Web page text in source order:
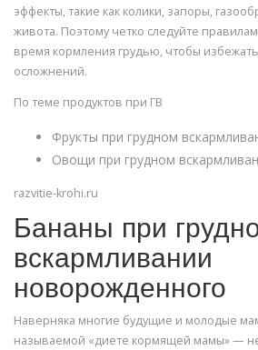
эффекты, такие как колики, запоры,
живота. Поэтому четко следуйте
время кормления грудью, чтобы
осложнений.
По теме продуктов при ГВ
Фрукты при грудном
Овощи при грудном
razvitie-krohi.ru
Бананы при
вскармливании
новорожденного
Наверняка многие будущие и молодые
называемой «диете кормящей мамы» —